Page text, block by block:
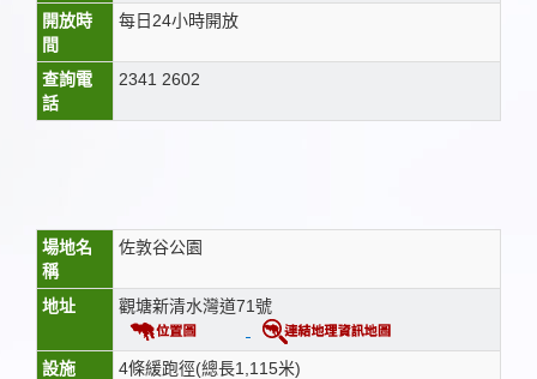
開放時
間
每日24小時開放
查詢電
話
2341 2602
場地名
稱
佐敦谷公園
地址 觀塘新清水灣道71號
設施 4條緩跑徑(總長1,115米)